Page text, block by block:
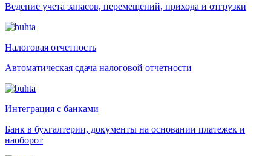
Ведение учета запасов, перемещений, прихода и отгрузки
Налоговая отчетность
Автоматическая сдача налоговой отчетности
Интеграция с банками
Банк в бухгалтерии, документы на основании платежек и
наоборот